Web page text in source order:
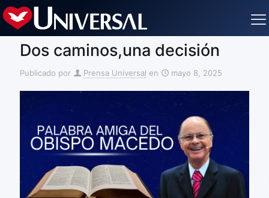
Dos caminos,una decisión
Publicado por Prensa Universal en mayo 8, 2025